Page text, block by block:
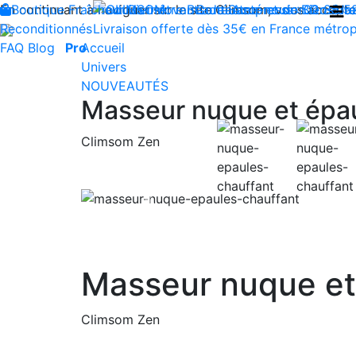
En continuant à naviguer sur le site Climsom, vous
Produits innovants de Santé et de Bien-
Livraison offerte dès 35€ en France
Contactez-nous : 02 85
Boutique Fraîcheur Bien-être Beauté Acupression Dos
Reconditionnés
FAQ Blog ProAccueil
Univers
NOUVEAUTÉS
Masseur nuque et
Climsom Zen
Previous
Masseur nuque
Climsom Zen